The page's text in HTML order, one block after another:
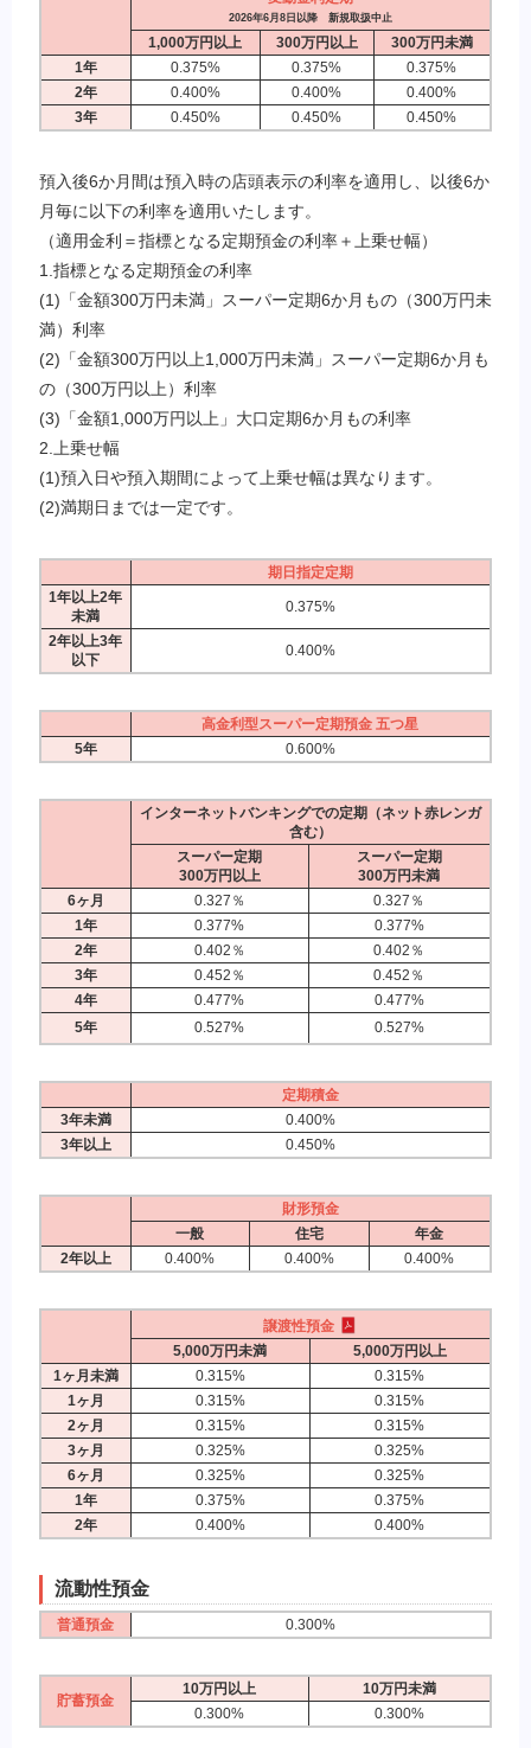
2026年6月8日以降 新規取扱中止
1,000万円以上 300万円以上
300万円未満
1年
0.375% 0.375%
0.375%
2年
0.400% 0.400%
0.400%
3年
0.450% 0.450% 0.450%
預入後6か月間は預入時の店頭表示の利率を適用し、以後6か
月毎に以下の利率を適用いたします。
（適用金利＝指標となる定期預金の利率＋上乗せ幅）
1.指標となる定期預金の利率
(1)「金額300万円未満」スーパー定期6か月もの（300万円未
満）利率
(2)「金額300万円以上1,000万円未満」スーパー定期6か月も
の（300万円以上）利率
(3)「金額1,000万円以上」大口定期6か月もの利率
2.上乗せ幅
(1)預入日や預入期間によって上乗せ幅は異なります。
(2)満期日までは一定です。
期日指定定期
1年以上2年
未満
0.375%
2年以上3年
以下
0.400%
高金利型スーパー定期預金 五つ星
5年
0.600%
インターネットバンキングでの定期（ネット赤レンガ
含む）
スーパー定期
300万円以上
スーパー定期
300万円未満
6ヶ月
0.327％
0.327％
1年
0.377%
0.377%
2年
0.402％
0.402％
3年
0.452％
0.452％
4年
0.477%
0.477%
5年
0.527% 0.527%
定期積金
3年未満
0.400%
3年以上
0.450%
財形預金
一般
住宅
年金
2年以上
0.400% 0.400% 0.400%
譲渡性預金
5,000万円未満
5,000万円以上
1ヶ月未満
0.315%
0.315%
1ヶ月
0.315%
0.315%
2ヶ月
0.315%
0.315%
3ヶ月
0.325%
0.325%
6ヶ月
0.325%
0.325%
1年
0.375%
0.375%
2年
0.400% 0.400%
流動性預金
普通預金 0.300%
貯蓄預金
10万円以上
10万円未満
0.300%
0.300%